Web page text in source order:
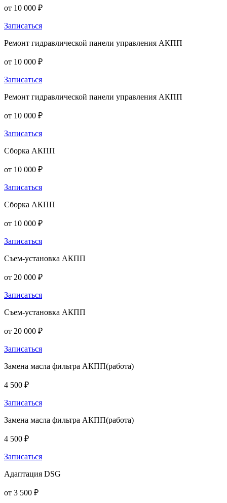
от 10 000 ₽
Записаться
Ремонт гидравлической панели управления АКПП
от 10 000 ₽
Записаться
Ремонт гидравлической панели управления АКПП
от 10 000 ₽
Записаться
Сборка АКПП
от 10 000 ₽
Записаться
Сборка АКПП
от 10 000 ₽
Записаться
Съем-установка АКПП
от 20 000 ₽
Записаться
Съем-установка АКПП
от 20 000 ₽
Записаться
Замена масла фильтра АКПП(работа)
4 500 ₽
Записаться
Замена масла фильтра АКПП(работа)
4 500 ₽
Записаться
Адаптация DSG
от 3 500 ₽